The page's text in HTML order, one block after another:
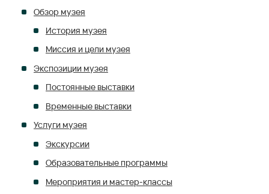
Обзор музея
История музея
Миссия и цели музея
Экспозиции музея
Постоянные выставки
Временные выставки
Услуги музея
Экскурсии
Образовательные программы
Мероприятия и мастер-классы